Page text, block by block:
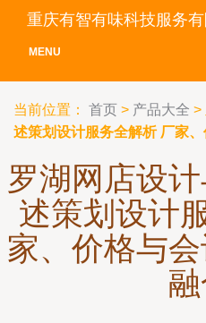
重庆有智有味科技服务有
MENU
当前位置： 首页 > 产品大全 >
述策划设计服务全解析 厂家
罗湖网店设
述策划设计
家、价格与